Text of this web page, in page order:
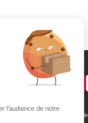
Demander un devis
Contact
Bikom Shop, 26 rue